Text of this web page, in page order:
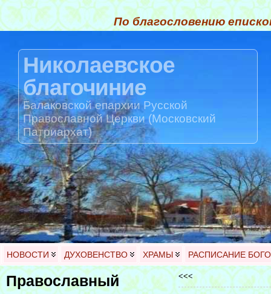
По благословению
Николаевское
благочиние
Балаковской епархии Русской
Православной Церкви (Московский
Патриархат)
НОВОСТИ ДУХОВЕНСТВО ХРАМЫ РАСПИСАНИЕ
Православный
<<<